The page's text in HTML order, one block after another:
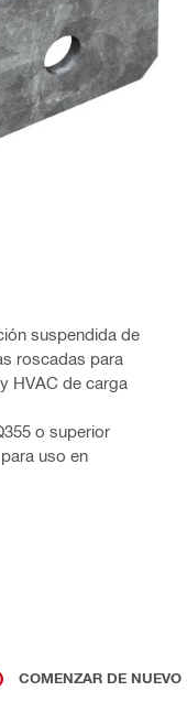
suspendida de
roscadas para
HVAC de carga
o superior
uso en
COMENZAR DE NUEVO